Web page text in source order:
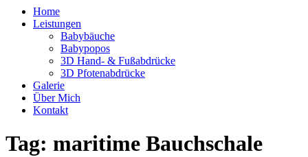
Home
Leistungen
Babybäuche
Babypopos
3D Hand- & Fußabdrücke
3D Pfotenabdrücke
Galerie
Über Mich
Kontakt
Tag: maritime Bauchschale